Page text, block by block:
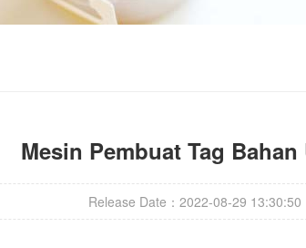
Mesin Pembuat Tag
Release Date：2022-08-29 13:30:50